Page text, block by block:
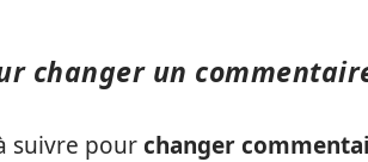
changer un
suivre pourchanger